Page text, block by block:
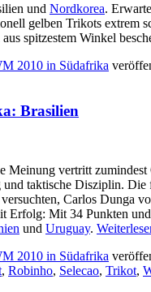
und Nordkorea.
gelben Trikots extrem
spitzestem Winkel
2010 in Südafrika
Brasilien
vertritt
taktische Disziplin.
Carlos Dunga
Erfolg: Mit 34 Punkten
und Uruguay.
2010 in Südafrika
, Robinho, Selecao, Trikot,